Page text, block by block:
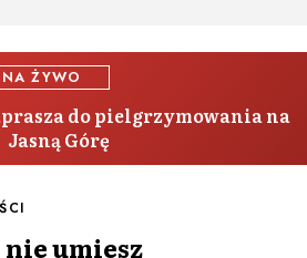
NA ŻYWO
do pielgrzymowania na
Jasną Górę
nie umiesz